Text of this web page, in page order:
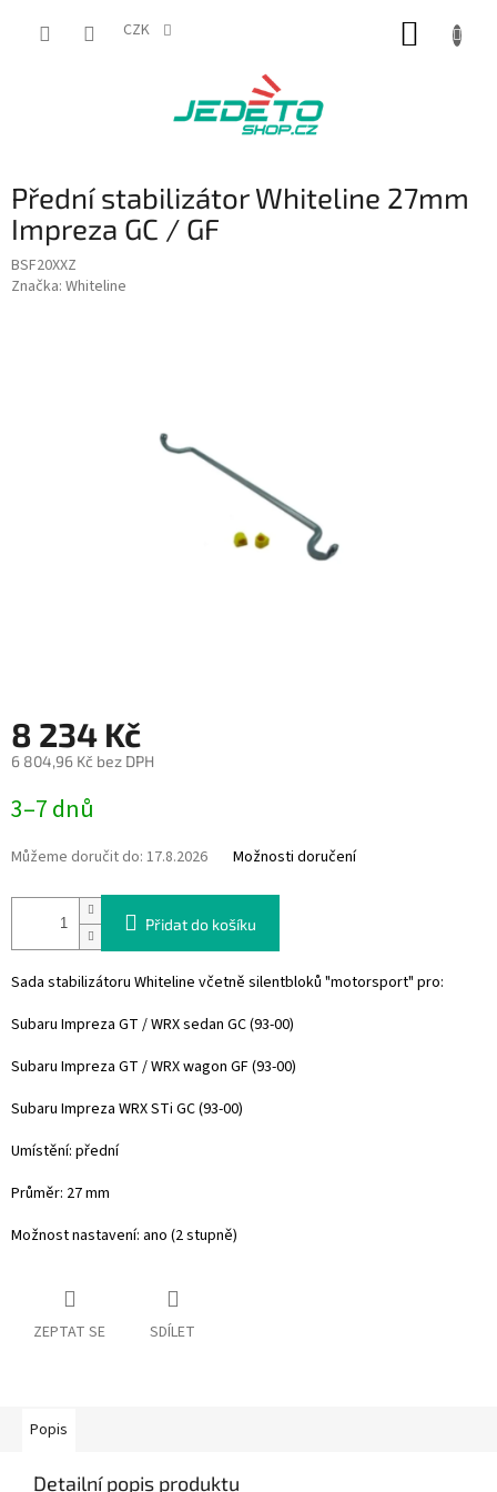
CZK
Přední stabilizátor Whiteline 27mm
Impreza GC / GF
BSF20XXZ
Značka: Whiteline
8 234 Kč
6 804,96 Kč bez DPH
cena:
3–7 dnů
Můžeme doručit do: 17.8.2026 Možnosti doručení
Přidat do košíku
Sada stabilizátoru Whiteline včetně silentbloků "motorsport" pro:
Subaru Impreza GT / WRX sedan GC (93-00)
Subaru Impreza GT / WRX wagon GF (93-00)
Subaru Impreza WRX STi GC (93-00)
Umístění: přední
Průměr: 27 mm
Možnost nastavení: ano (2 stupně)
ZEPTAT SE SDÍLET
Popis
Detailní popis produktu